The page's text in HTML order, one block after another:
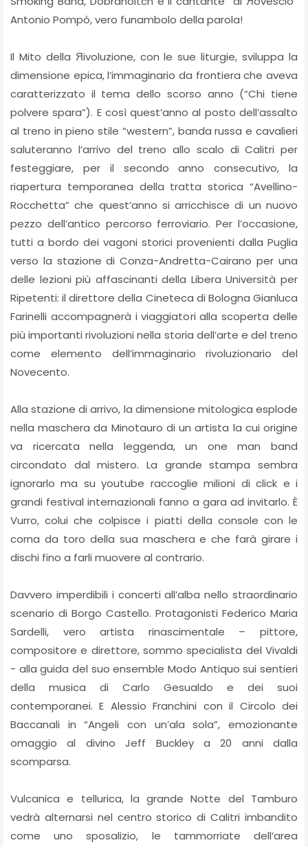
Antonio Pompò, vero funambolo della parola!
Il Mito della Яivoluzione, con le sue liturgie, sviluppa la
dimensione epica, l’immaginario da frontiera che aveva
caratterizzato il tema dello scorso anno (“Chi tiene
polvere spara”). E così quest’anno al posto dell’assalto
al treno in pieno stile “western”, banda russa e cavalieri
saluteranno l’arrivo del treno allo scalo di Calitri per
festeggiare, per il secondo anno consecutivo, la
riapertura temporanea della tratta storica “Avellino-
Rocchetta” che quest’anno si arricchisce di un nuovo
pezzo dell’antico percorso ferroviario. Per l’occasione,
tutti a bordo dei vagoni storici provenienti dalla Puglia
verso la stazione di Conza-Andretta-Cairano per una
delle lezioni più affascinanti della Libera Università per
Ripetenti: il direttore della Cineteca di Bologna Gianluca
Farinelli accompagnerà i viaggiatori alla scoperta delle
più importanti rivoluzioni nella storia dell’arte e del treno
come elemento dell’immaginario rivoluzionario del
Novecento.
Alla stazione di arrivo, la dimensione mitologica esplode
nella maschera da Minotauro di un artista la cui origine
va ricercata nella leggenda, un one man band
circondato dal mistero. La grande stampa sembra
ignorarlo ma su youtube raccoglie milioni di click e i
grandi festival internazionali fanno a gara ad invitarlo. È
Vurro, colui che colpisce i piatti della console con le
corna da toro della sua maschera e che farà girare i
dischi fino a farli muovere al contrario.
Davvero imperdibili i concerti all’alba nello straordinario
scenario di Borgo Castello. Protagonisti Federico Maria
Sardelli, vero artista rinascimentale – pittore,
compositore e direttore, sommo specialista del Vivaldi
- alla guida del suo ensemble Modo Antiquo sui sentieri
della musica di Carlo Gesualdo e dei suoi
contemporanei. E Alessio Franchini con il Circolo dei
Baccanali in “Angeli con un’ala sola”, emozionante
omaggio al divino Jeff Buckley a 20 anni dalla
scomparsa.
Vulcanica e tellurica, la grande Notte del Tamburo
vedrà alternarsi nel centro storico di Calitri imbandito
come uno sposalizio, le tammorriate dell’area